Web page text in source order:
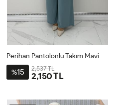
54
48-
44-
52
Perihan Pantolonlu Takım Mavi
%15 2,537 TL
2,150 TL